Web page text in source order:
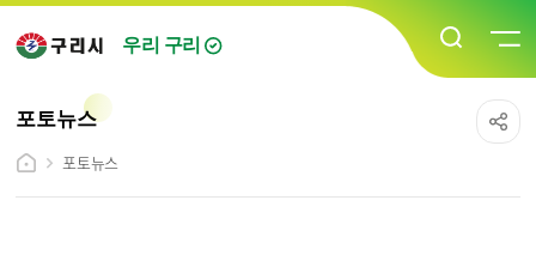
우리 구리
포토뉴스
포토뉴스